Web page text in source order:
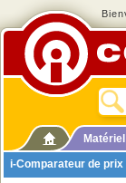
i-Comparateur de prix